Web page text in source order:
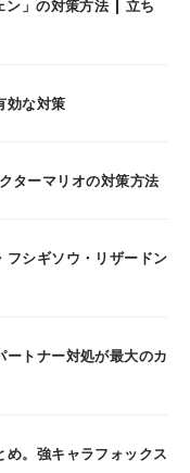
ン」の対策方法 | 立ち
効な対策
ターマリオの対策方法
フシギソウ・リザードン
ートナー対処が最大のカ
め。強キャラフォックス